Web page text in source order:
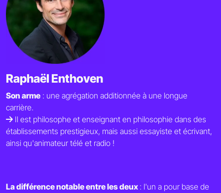
Raphaël Enthoven
Son arme : une agrégation additionnée à une longue
carrière.
Il est philosophe et enseignant en philosophie dans des
établissements prestigieux, mais aussi essayiste et écrivant,
ainsi qu'animateur télé et radio !
La différence notable entre les deux : l'un a pour base de